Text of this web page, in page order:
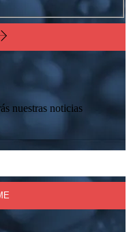
nuestras noticias